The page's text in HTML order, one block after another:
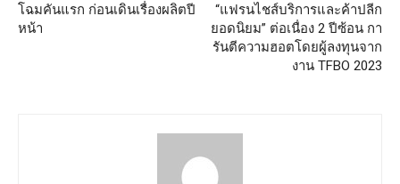
โฉมคันแรก ก่อนเดินเรื่องผลิตปี
หน้า
“แฟรนไชส์บริการและค้าปลีก
ยอดนิยม” ต่อเนื่อง 2 ปีซ้อน กา
รันตีความฮอตโดยผู้ลงทุนจาก
งาน TFBO 2023